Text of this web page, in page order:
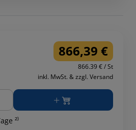
866,39 €
866.39 € / St
inkl. MwSt. & zzgl. Versand
²⁾